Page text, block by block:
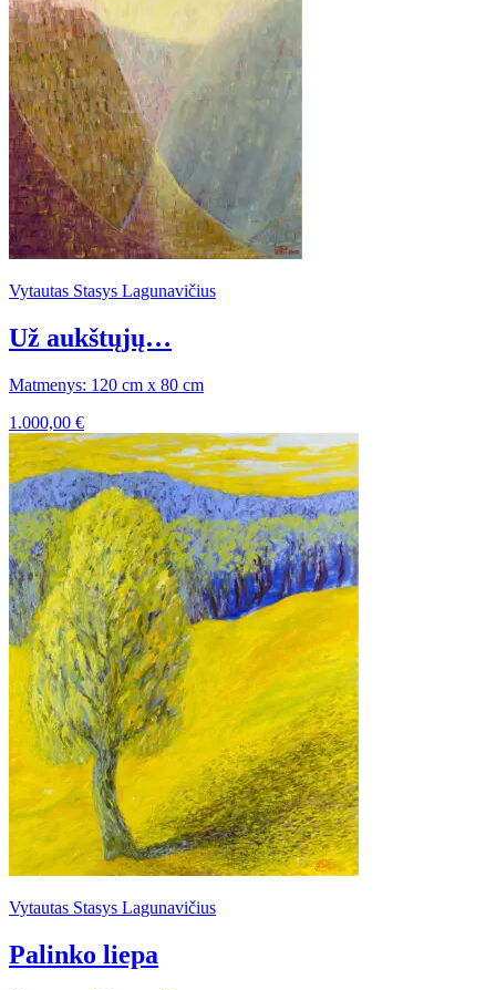
Vytautas Stasys Lagunavičius
Už aukštųjų…
Matmenys: 120 cm x 80 cm
1.000,00 €
Vytautas Stasys Lagunavičius
Palinko liepa